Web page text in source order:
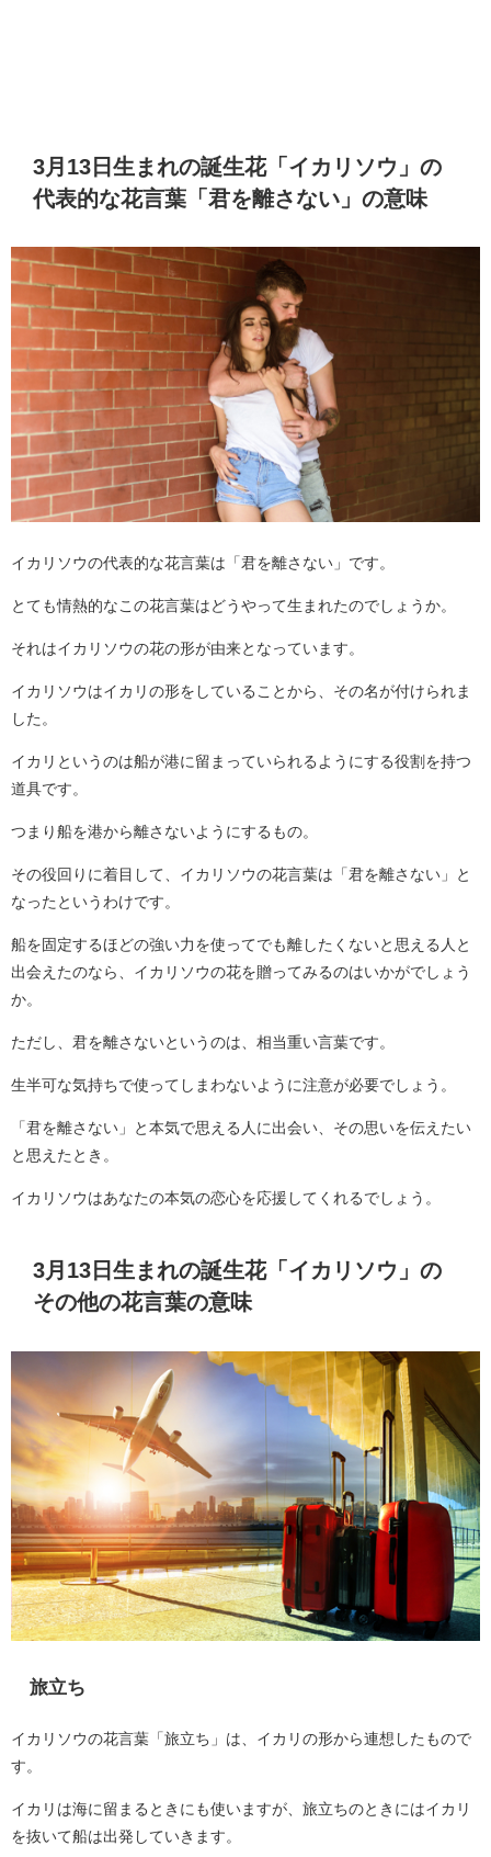
3月13日生まれの誕生花「イカリソウ」の
代表的な花言葉「君を離さない」の意味
イカリソウの代表的な花言葉は「君を離さない」です。
とても情熱的なこの花言葉はどうやって生まれたのでしょうか。
それはイカリソウの花の形が由来となっています。
イカリソウはイカリの形をしていることから、その名が付けられま
した。
イカリというのは船が港に留まっていられるようにする役割を持つ
道具です。
つまり船を港から離さないようにするもの。
その役回りに着目して、イカリソウの花言葉は「君を離さない」と
なったというわけです。
船を固定するほどの強い力を使ってでも離したくないと思える人と
出会えたのなら、イカリソウの花を贈ってみるのはいかがでしょう
か。
ただし、君を離さないというのは、相当重い言葉です。
生半可な気持ちで使ってしまわないように注意が必要でしょう。
「君を離さない」と本気で思える人に出会い、その思いを伝えたい
と思えたとき。
イカリソウはあなたの本気の恋心を応援してくれるでしょう。
3月13日生まれの誕生花「イカリソウ」の
その他の花言葉の意味
旅立ち
イカリソウの花言葉「旅立ち」は、イカリの形から連想したもので
す。
イカリは海に留まるときにも使いますが、旅立ちのときにはイカリ
を抜いて船は出発していきます。